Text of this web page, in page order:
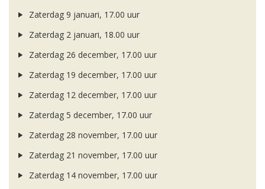
Zaterdag 9 januari, 17.00 uur
Zaterdag 2 januari, 18.00 uur
Zaterdag 26 december, 17.00 uur
Zaterdag 19 december, 17.00 uur
Zaterdag 12 december, 17.00 uur
Zaterdag 5 december, 17.00 uur
Zaterdag 28 november, 17.00 uur
Zaterdag 21 november, 17.00 uur
Zaterdag 14 november, 17.00 uur